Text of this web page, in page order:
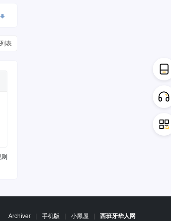
表
Archiver 手机版 小黑屋 西班牙华人网